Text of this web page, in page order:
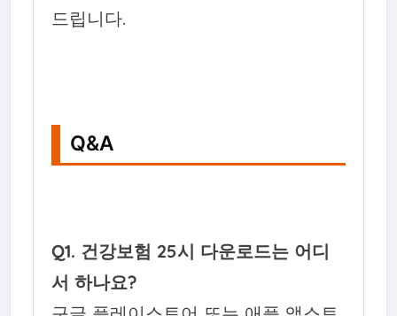
드립니다.
Q&A
Q1. 건강보험 25시 다운로드는 어디
서 하나요?